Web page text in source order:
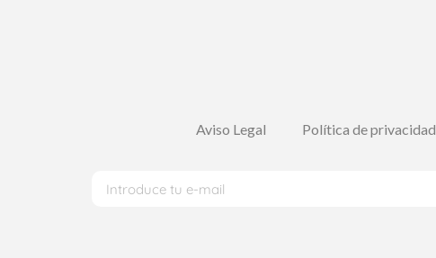
Aviso Legal Política de privacidad